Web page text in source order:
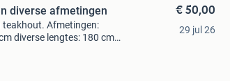
diverse afmetingen
teakhout. Afmetingen:
diverse lengtes: 180 cm -
€ 50,00
29 jul 26